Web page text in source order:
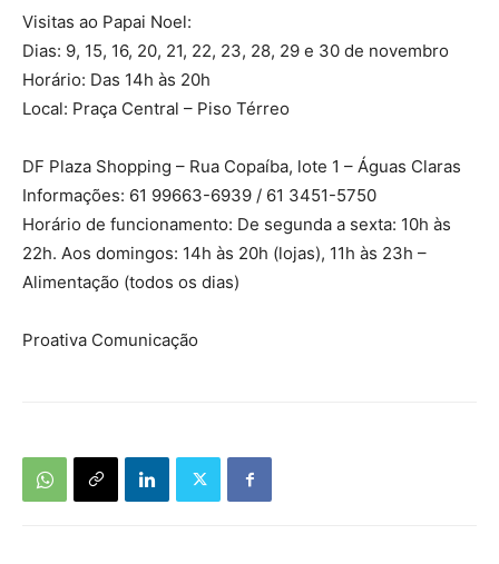
Visitas ao Papai Noel:
Dias: 9, 15, 16, 20, 21, 22, 23, 28, 29 e 30 de novembro
Horário: Das 14h às 20h
Local: Praça Central – Piso Térreo
DF Plaza Shopping – Rua Copaíba, lote 1 – Águas Claras
Informações: 61 99663-6939 / 61 3451-5750
Horário de funcionamento: De segunda a sexta: 10h às
22h. Aos domingos: 14h às 20h (lojas), 11h às 23h –
Alimentação (todos os dias)
Proativa Comunicação